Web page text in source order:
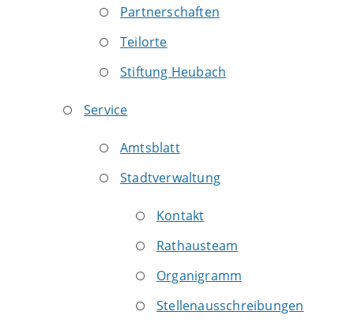
Partnerschaften
Teilorte
Stiftung Heubach
Service
Amtsblatt
Stadtverwaltung
Kontakt
Rathausteam
Organigramm
Stellenausschreibungen